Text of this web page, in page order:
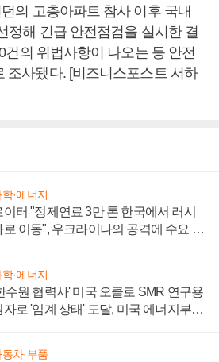
의 고층아파트 참사 이후 국내
정해 긴급 안전점검을 실시한 결
건의 위법사항이 나오는 등 안전
조사됐다. [비즈니스포스트 서하
·에너지
이터 "정제연료 3만 톤 한국에서 러시
로 이동", 우크라이나의 공격에 수요 늘
·에너지
수원 협력사' 미국 오클로 SMR 연구용
자로 '임계 상태' 도달, 미국 에너지부
동차·부품